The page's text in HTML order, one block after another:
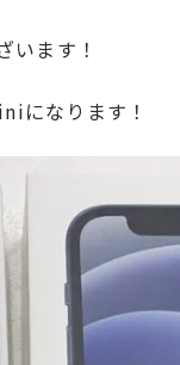
ます！
になります！